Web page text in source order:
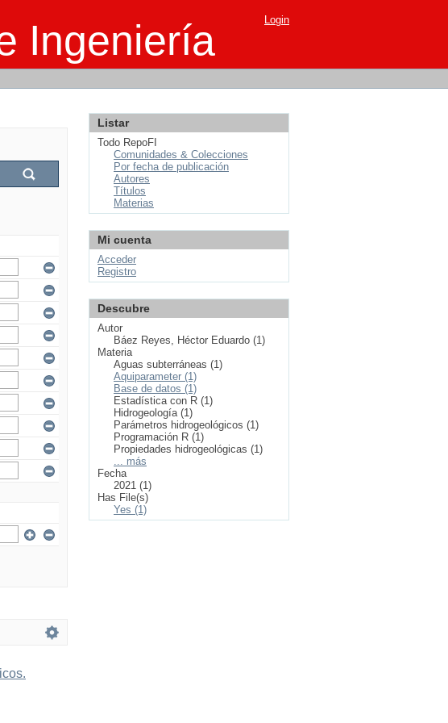
Ingeniería Login
Listar
Todo RepoFI
Comunidades & Colecciones
Por fecha de publicación
Autores
Títulos
Materias
Mi cuenta
Acceder
Registro
Descubre
Autor
Báez Reyes, Héctor Eduardo (1)
Materia
Aguas subterráneas (1)
Aquiparameter (1)
Base de datos (1)
Estadística con R (1)
Hidrogeología (1)
Parámetros hidrogeológicos (1)
Programación R (1)
Propiedades hidrogeológicas (1)
... más
Fecha
2021 (1)
Has File(s)
Yes (1)